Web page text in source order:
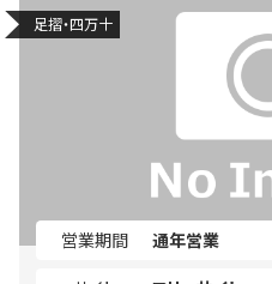
足摺・四万十
営業期間
通年営業